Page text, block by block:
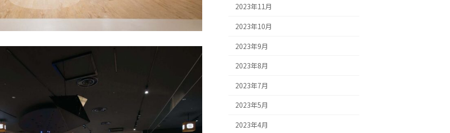
2023年11月
2023年10月
2023年9月
2023年8月
2023年7月
2023年5月
2023年4月